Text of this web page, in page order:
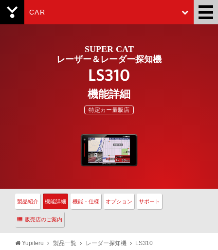
CAR
SUPER CAT
レーザー＆レーダー探知機
LS310
機能詳細
特定カー量販店
製品紹介 機能詳細 機能・仕様 オプション サポート
販売店のご案内
Yupiteru 製品一覧 レーダー探知機 LS310